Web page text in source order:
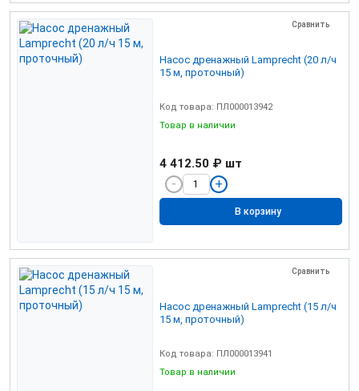
Сравнить
Насос дренажный Lamprecht (20 л/ч
15 м, проточный)
Код товара: ПЛ000013942
Товар в наличии
4 412.50 ₽ шт
В корзину
Сравнить
Насос дренажный Lamprecht (15 л/ч
15 м, проточный)
Код товара: ПЛ000013941
Товар в наличии